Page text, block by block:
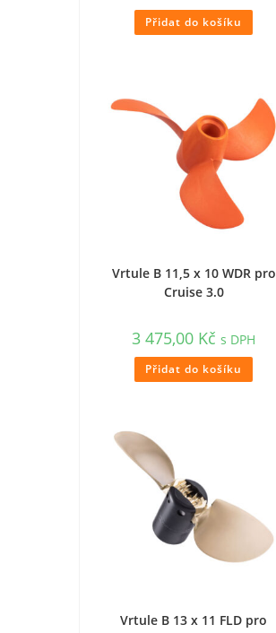
Přidat do košíku
Vrtule B 11,5 x 10 WDR pro
Cruise 3.0
3 475,00 Kč s DPH
Přidat do košíku
Vrtule B 13 x 11 FLD pro